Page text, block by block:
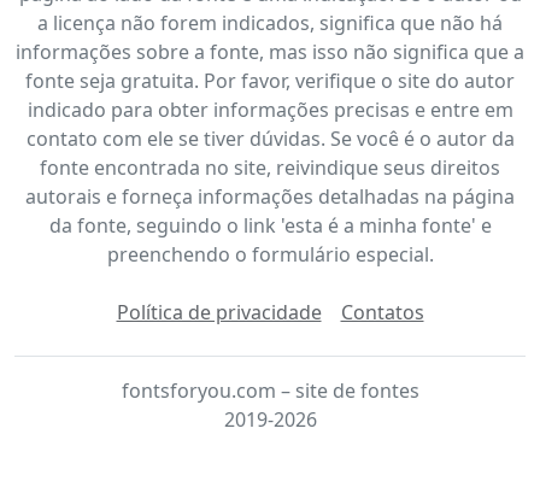
a licença não forem indicados, significa que não há
informações sobre a fonte, mas isso não significa que a
fonte seja gratuita. Por favor, verifique o site do autor
indicado para obter informações precisas e entre em
contato com ele se tiver dúvidas. Se você é o autor da
fonte encontrada no site, reivindique seus direitos
autorais e forneça informações detalhadas na página
da fonte, seguindo o link 'esta é a minha fonte' e
preenchendo o formulário especial.
Política de privacidade Contatos
fontsforyou.com – site de fontes
2019-2026